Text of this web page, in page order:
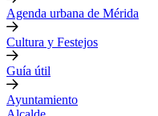
Agenda urbana de Mérida
Cultura y Festejos
Guía útil
Ayuntamiento